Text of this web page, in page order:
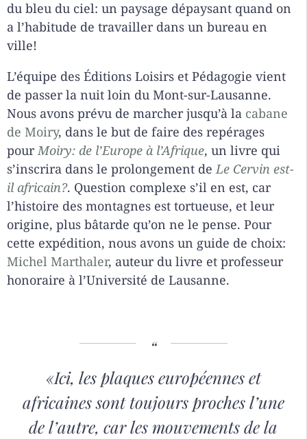
du bleu du ciel: un paysage dépaysant quand on
a l’habitude de travailler dans un bureau en
ville!
L’équipe des Éditions Loisirs et Pédagogie vient
de passer la nuit loin du Mont-sur-Lausanne.
Nous avons prévu de marcher jusqu’à la cabane
de Moiry, dans le but de faire des repérages
pourMoiry: de l’Europe à l’Afrique, un livre qui
s’inscrira dans le prolongement deLe Cervin est-
il africain?. Question complexe s’il en est, car
l’histoire des montagnes est tortueuse, et leur
origine, plus bâtarde qu’on ne le pense. Pour
cette expédition, nous avons un guide de choix:
Michel Marthaler, auteur du livre et professeur
honoraire à l’Université de Lausanne.
«Ici, les plaques européennes et
africaines sont toujours proches l’une
de l’autre, car les mouvements de la